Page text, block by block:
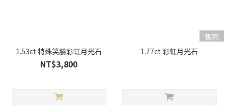
1.53ct 特殊笑臉彩虹月光石
NT$3,800
售完
1.77ct 彩虹月光石